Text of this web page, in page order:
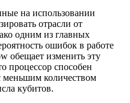
на использовании
отрасли от
одним из главных
ошибок в работе
обещает изменить эту
процессор способен
меньшим количеством
кубитов.